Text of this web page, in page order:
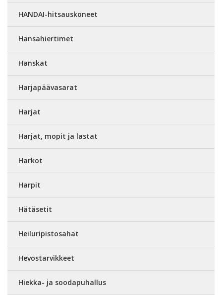
HANDAI-hitsauskoneet
Hansahiertimet
Hanskat
Harjapäävasarat
Harjat
Harjat, mopit ja lastat
Harkot
Harpit
Hätäsetit
Heiluripistosahat
Hevostarvikkeet
Hiekka- ja soodapuhallus